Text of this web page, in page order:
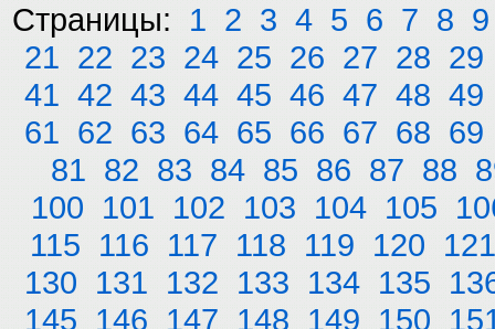
Страницы: 1 2 3 4 5 6 7 8 9
21 22 23 24 25 26 27 28 29
41 42 43 44 45 46 47 48 49
61 62 63 64 65 66 67 68 69
81 82 83 84 85 86 87 88
100 101 102 103 104 105
115 116 117 118 119 120 121
130 131 132 133 134 135
145 146 147 148 149 150